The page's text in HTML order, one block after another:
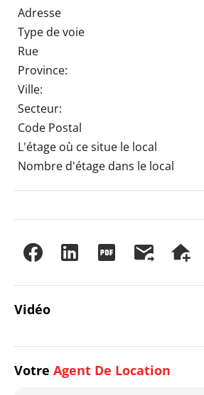
Adresse
Type de voie
Rue
Province:
Ville:
Secteur:
Code Postal
L'étage où ce situe le local
Nombre d'étage dans le local
Vidéo
Votre Agent De Location